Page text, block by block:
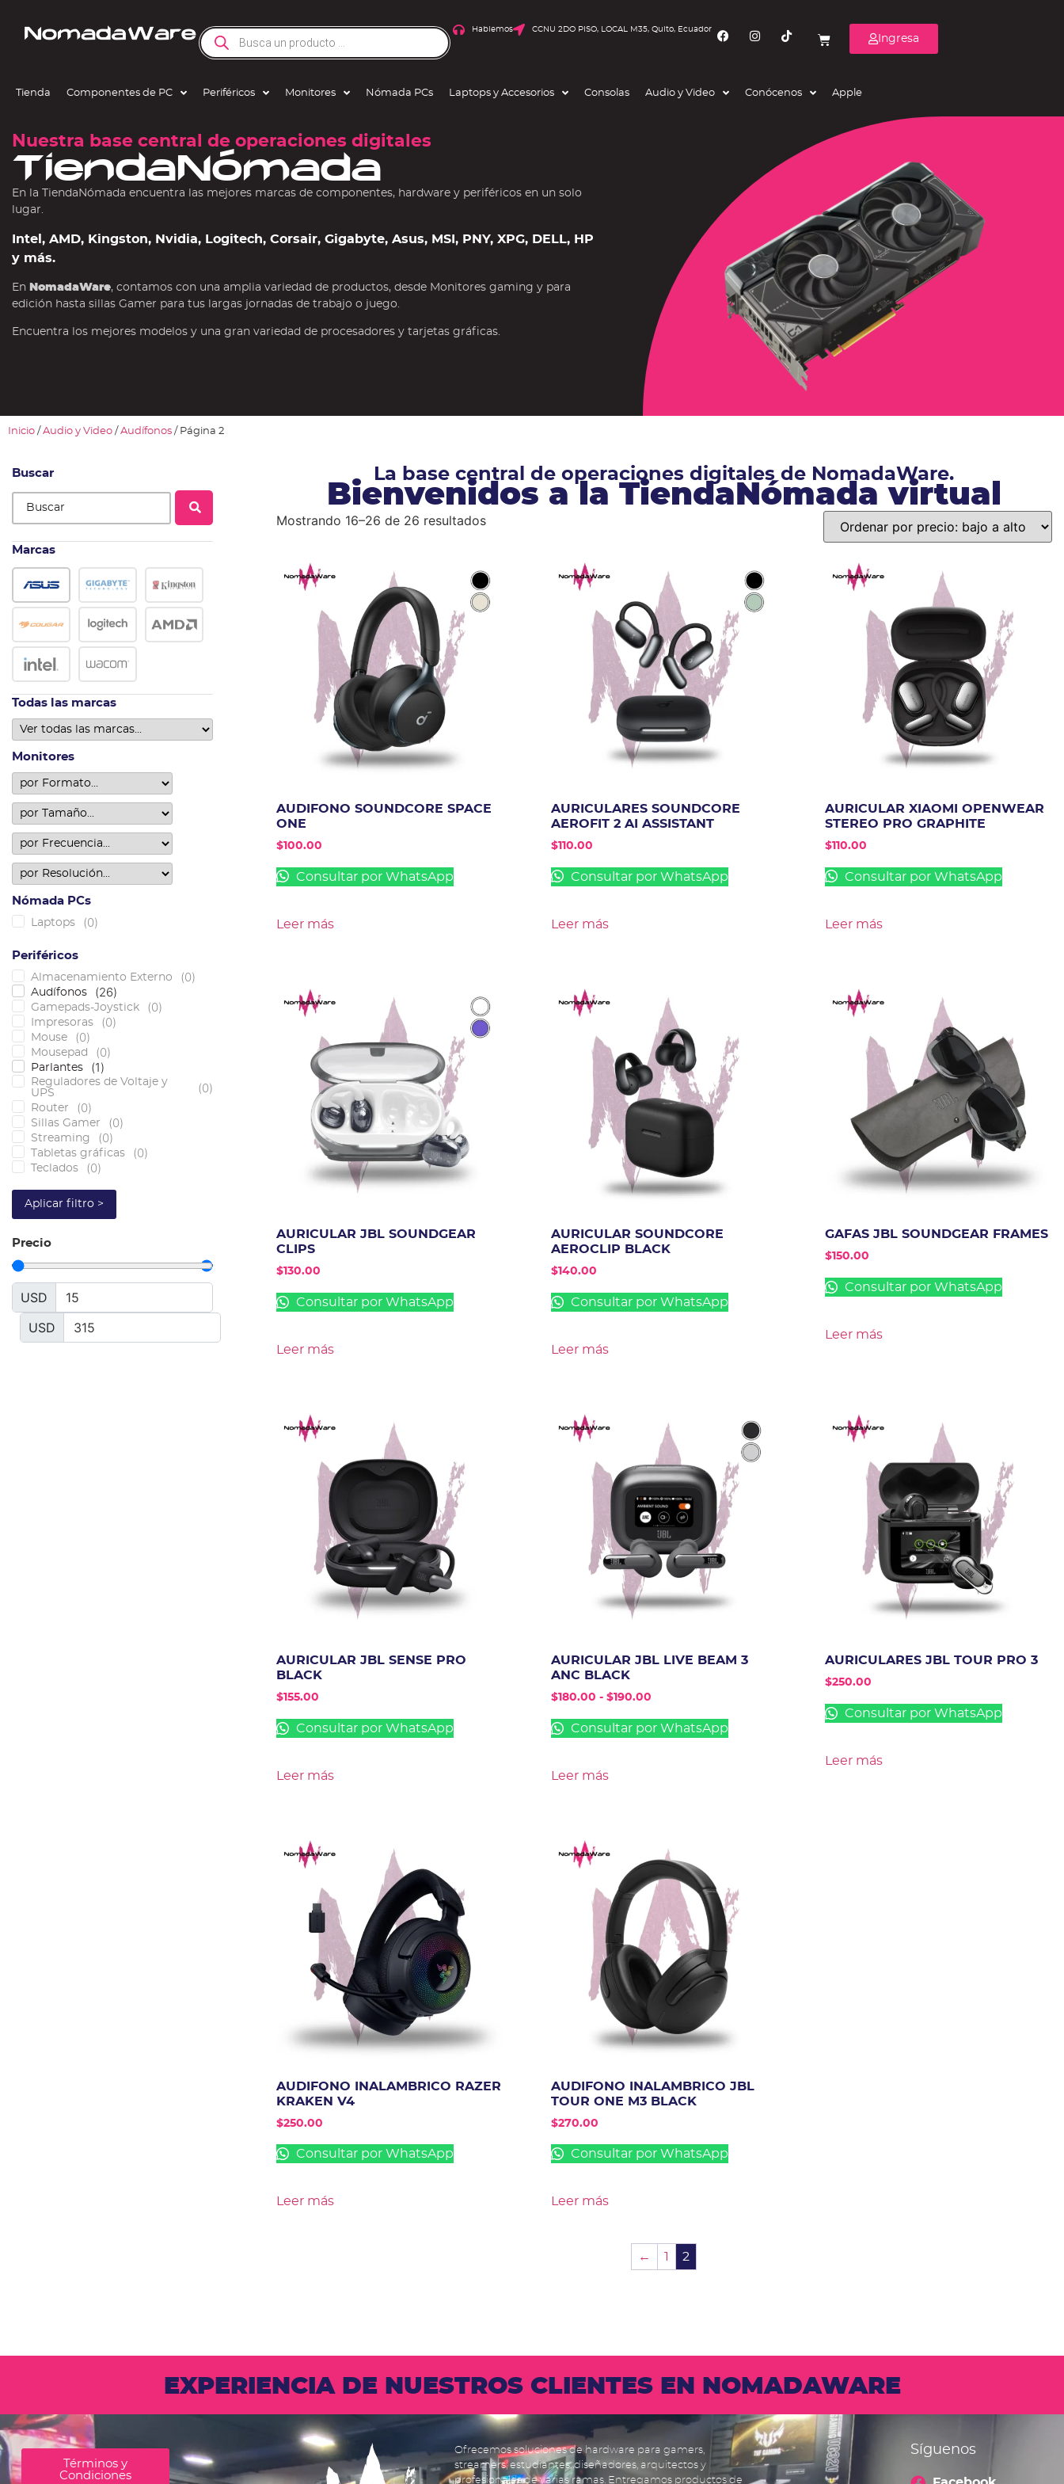
Hablemos CCNU 2DO PISO, LOCAL M35, Quito, Ecuador
Ingresa
Tienda Componentes de PC Periféricos Monitores Nómada PCs Laptops y Accesorios Consolas Audio y Video Conócenos Apple
Nuestra base central de operaciones digitales
TiendaNómada
En la TiendaNómada encuentra las mejores marcas de componentes, hardware y periféricos en un solo
lugar.
Intel, AMD, Kingston, Nvidia, Logitech, Corsair, Gigabyte, Asus, MSI, PNY, XPG, DELL, HP
y más.
En NomadaWare, contamos con una amplia variedad de productos, desde Monitores gaming y para
edición hasta sillas Gamer para tus largas jornadas de trabajo o juego.
Encuentra los mejores modelos y una gran variedad de procesadores y tarjetas gráficas.
Inicio / Audio y Video / Audífonos / Página 2
Buscar
Marcas
Todas las marcas
Monitores
Nómada PCs
Laptops (0)
Periféricos
Almacenamiento Externo (0)
Audífonos (26)
Gamepads-Joystick (0)
Impresoras (0)
Mouse (0)
Mousepad (0)
Parlantes (1)
Reguladores de Voltaje y
UPS
(0)
Router (0)
Sillas Gamer (0)
Streaming (0)
Tabletas gráficas (0)
Teclados (0)
Aplicar filtro >
Precio
USD
USD
La base central de operaciones digitales de NomadaWare.
Bienvenidos a la TiendaNómada virtual
Mostrando 16–26 de 26 resultados
AUDIFONO SOUNDCORE SPACE
ONE
$100.00
Consultar por WhatsApp
Leer más
AURICULARES SOUNDCORE
AEROFIT 2 AI ASSISTANT
$110.00
Consultar por WhatsApp
Leer más
AURICULAR XIAOMI OPENWEAR
STEREO PRO GRAPHITE
$110.00
Consultar por WhatsApp
Leer más
AURICULAR JBL SOUNDGEAR
CLIPS
$130.00
Consultar por WhatsApp
Leer más
AURICULAR SOUNDCORE
AEROCLIP BLACK
$140.00
Consultar por WhatsApp
Leer más
GAFAS JBL SOUNDGEAR FRAMES
$150.00
Consultar por WhatsApp
Leer más
AURICULAR JBL SENSE PRO
BLACK
$155.00
Consultar por WhatsApp
Leer más
AURICULAR JBL LIVE BEAM 3
ANC BLACK
$180.00 - $190.00
Consultar por WhatsApp
Leer más
AURICULARES JBL TOUR PRO 3
$250.00
Consultar por WhatsApp
Leer más
AUDIFONO INALAMBRICO RAZER
KRAKEN V4
$250.00
Consultar por WhatsApp
Leer más
AUDIFONO INALAMBRICO JBL
TOUR ONE M3 BLACK
$270.00
Consultar por WhatsApp
Leer más
← 1 2
EXPERIENCIA DE NUESTROS CLIENTES EN NOMADAWARE
Términos y
Condiciones
Ofrecemos soluciones de hardware para gamers,
streamers, estudiantes, diseñadores, arquitectos y
profesionales de varias ramas. Entregamos productos de
Síguenos